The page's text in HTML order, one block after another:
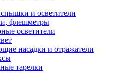
и осветители
флешметры
осветители
насадки и отражатели
тарелки